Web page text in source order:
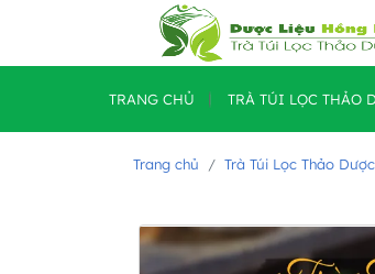
TRANG CHỦ TRÀ TÚI LỌC THẢO
Trang chủ Trà Túi Lọc Thảo Dược